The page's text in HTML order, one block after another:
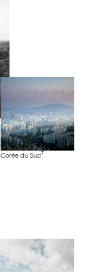
Corée du Sud 7